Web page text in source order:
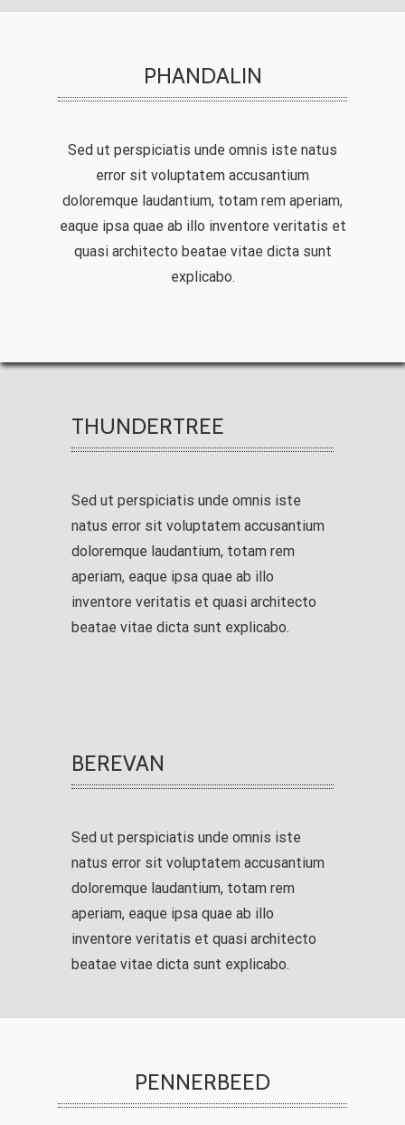
PHANDALIN
Sed ut perspiciatis unde omnis iste natus
error sit voluptatem accusantium
doloremque laudantium, totam rem aperiam,
eaque ipsa quae ab illo inventore veritatis et
quasi architecto beatae vitae dicta sunt
explicabo.
THUNDERTREE
Sed ut perspiciatis unde omnis iste
natus error sit voluptatem accusantium
doloremque laudantium, totam rem
aperiam, eaque ipsa quae ab illo
inventore veritatis et quasi architecto
beatae vitae dicta sunt explicabo.
BEREVAN
Sed ut perspiciatis unde omnis iste
natus error sit voluptatem accusantium
doloremque laudantium, totam rem
aperiam, eaque ipsa quae ab illo
inventore veritatis et quasi architecto
beatae vitae dicta sunt explicabo.
PENNERBEED